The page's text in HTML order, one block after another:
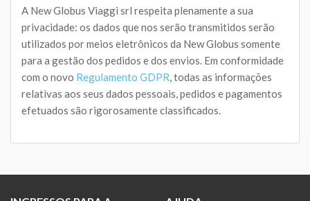
A New Globus Viaggi srl respeita plenamente a sua
privacidade: os dados que nos serão transmitidos serão
utilizados por meios eletrônicos da New Globus somente
para a gestão dos pedidos e dos envios. Em conformidade
com o novo Regulamento GDPR, todas as informações
relativas aos seus dados pessoais, pedidos e pagamentos
efetuados são rigorosamente classificados.